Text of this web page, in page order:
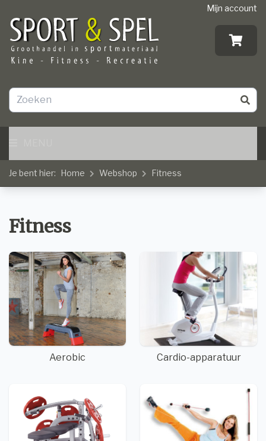
Mijn account
Je bent hier: Home Webshop Fitness
Fitness
Aerobic Cardio-apparatuur